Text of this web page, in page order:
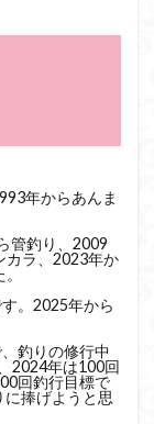
年からあんま
管釣り、2009
カラ、2023年か
。2025年から
釣りの修行中
2024年は100回
回釣行目標で
捧げようと思